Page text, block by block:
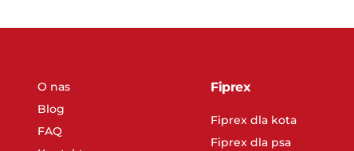
O nas
Blog
FAQ
Fiprex
Fiprex dla kota
Fiprex dla psa